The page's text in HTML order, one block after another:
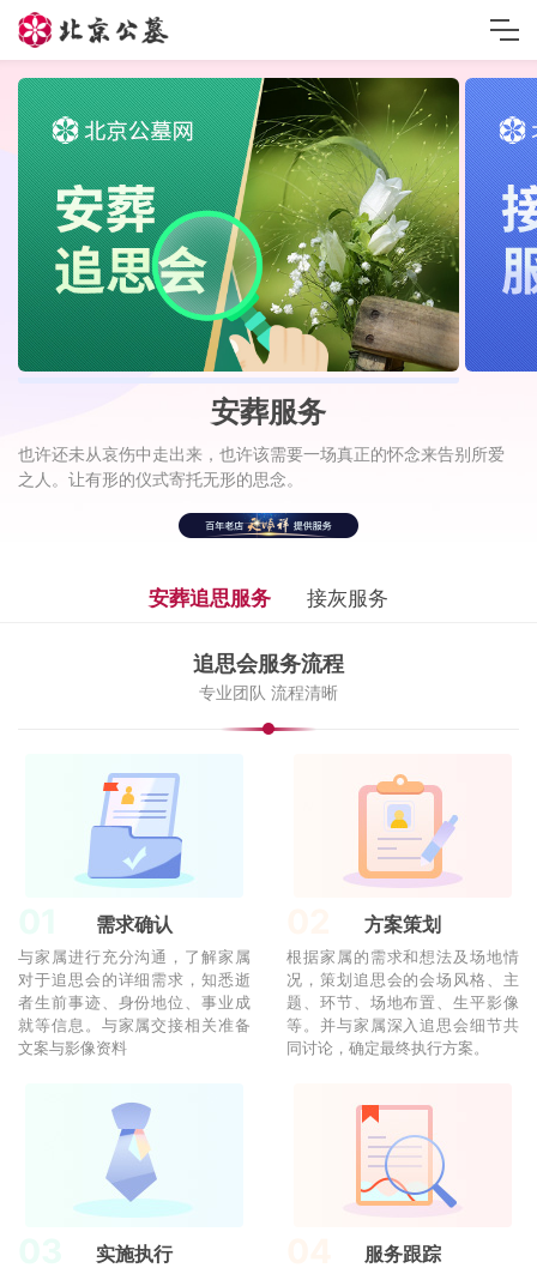
安葬服务
也许还未从哀伤中走出来，也许该需要一场真正的怀念来告别所爱
之人。让有形的仪式寄托无形的思念。
安葬追思服务 接灰服务
追思会服务流程
专业团队 流程清晰
需求确认
与家属进行充分沟通，了解家属
对于追思会的详细需求，知悉逝
者生前事迹、身份地位、事业成
就等信息。与家属交接相关准备
文案与影像资料
方案策划
根据家属的需求和想法及场地情
况，策划追思会的会场风格、主
题、环节、场地布置、生平影像
等。并与家属深入追思会细节共
同讨论，确定最终执行方案。
实施执行 服务跟踪